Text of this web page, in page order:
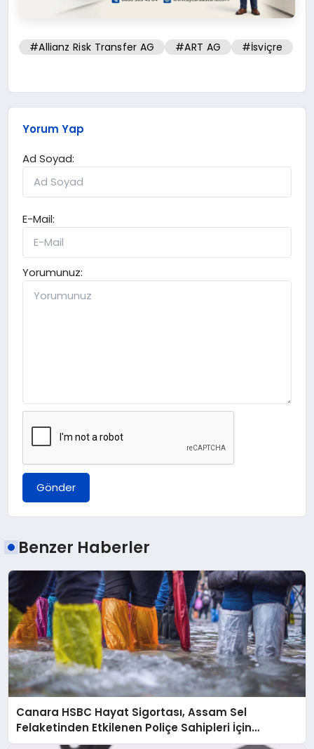
#Allianz Risk Transfer AG #ART AG #İsviçre
Yorum Yap
Ad Soyad:
E-Mail:
Yorumunuz:
Gönder
Benzer Haberler
Canara HSBC Hayat Sigortası, Assam Sel
Felaketinden Etkilenen Poliçe Sahipleri İçin
Hızlandırılmış Hasar Süreci Başlattı